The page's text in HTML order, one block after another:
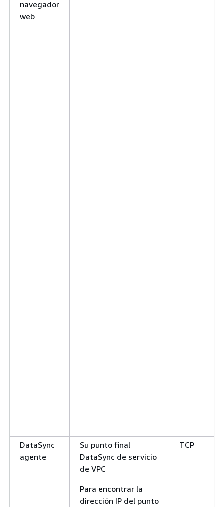
navegador
web
DataSync
agente
Su punto final
DataSync de servicio
de VPC
Para encontrar la
dirección IP del punto
TCP